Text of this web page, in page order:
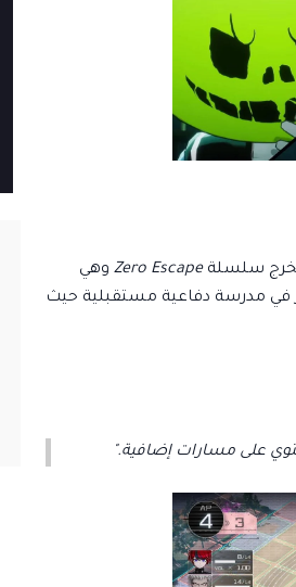
مخرج سلسلةZero Escape وهي
في مدرسة دفاعية مستقبلية حيث